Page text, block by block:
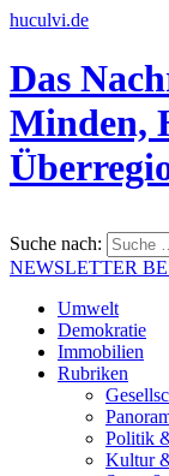
huculvi.de
Das
Minden,
Suche nach:
NEWSLETTER
Umwelt
Demokratie
Immobilien
Rubriken
Politik
Kultur